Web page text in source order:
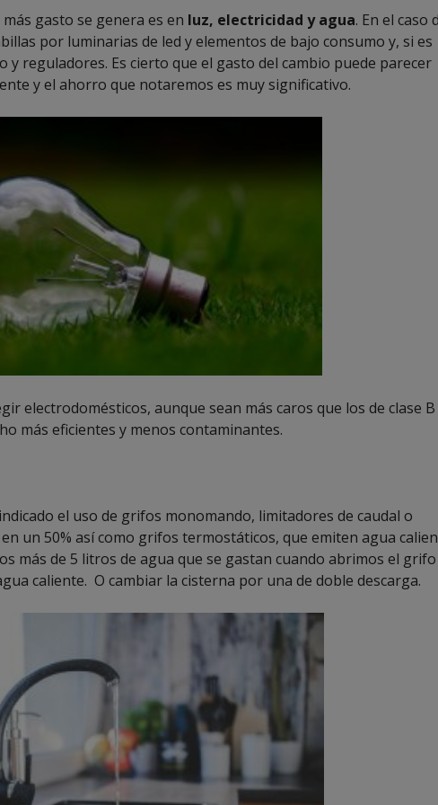
gasto se genera es en luz, electricidad y agua. En el caso
por luminarias de led y elementos de bajo consumo y, si es
reguladores. Es cierto que el gasto del cambio puede parecer
y el ahorro que notaremos es muy significativo.
electrodomésticos, aunque sean más caros que los de clase
más eficientes y menos contaminantes.
el uso de grifos monomando, limitadores de caudal o
un 50% así como grifos termostáticos, que emiten agua
más de 5 litros de agua que se gastan cuando abrimos el grifo
caliente. O cambiar la cisterna por una de doble descarga.